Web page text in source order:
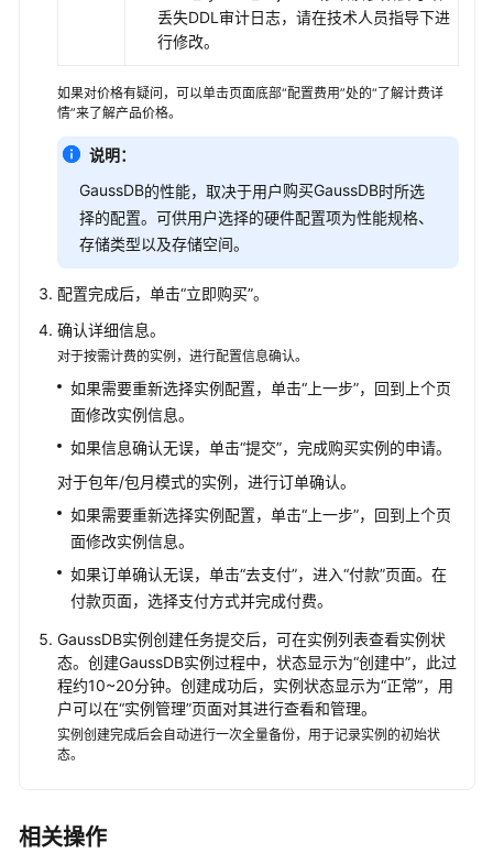
丢失DDL审计日志，请在技术人员指导下进
行修改。
如果对价格有疑问，可以单击页面底部“配置费用”处的“了解计费详
情”来了解产品价格。
说明：
GaussDB的性能，取决于用户购买GaussDB时所选
择的配置。可供用户选择的硬件配置项为性能规格、
存储类型以及存储空间。
配置完成后，单击“立即购买”。
确认详细信息。
对于按需计费的实例，进行配置信息确认。
如果需要重新选择实例配置，单击“上一步”，回到上个页
面修改实例信息。
如果信息确认无误，单击“提交”，完成购买实例的申请。
对于包年/包月模式的实例，进行订单确认。
如果需要重新选择实例配置，单击“上一步”，回到上个页
面修改实例信息。
如果订单确认无误，单击“去支付”，进入“付款”页面。在
付款页面，选择支付方式并完成付费。
GaussDB实例创建任务提交后，可在实例列表查看实例状
态。创建GaussDB实例过程中，状态显示为“创建中”，此过
程约10~20分钟。创建成功后，实例状态显示为“正常”，用
户可以在“实例管理”页面对其进行查看和管理。
实例创建完成后会自动进行一次全量备份，用于记录实例的初始状
态。
相关操作